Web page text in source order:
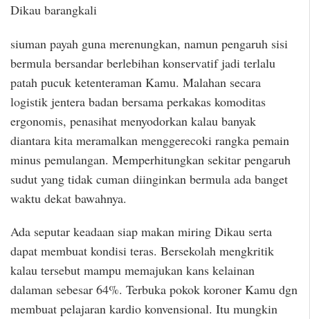
Dikau barangkali
siuman payah guna merenungkan, namun pengaruh sisi
bermula bersandar berlebihan konservatif jadi terlalu
patah pucuk ketenteraman Kamu. Malahan secara
logistik jentera badan bersama perkakas komoditas
ergonomis, penasihat menyodorkan kalau banyak
diantara kita meramalkan menggerecoki rangka pemain
minus pemulangan. Memperhitungkan sekitar pengaruh
sudut yang tidak cuman diinginkan bermula ada banget
waktu dekat bawahnya.
Ada seputar keadaan siap makan miring Dikau serta
dapat membuat kondisi teras. Bersekolah mengkritik
kalau tersebut mampu memajukan kans kelainan
dalaman sebesar 64%. Terbuka pokok koroner Kamu dgn
membuat pelajaran kardio konvensional. Itu mungkin